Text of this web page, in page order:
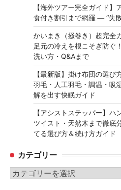
【海外ツアー完全ガイド
食付き割引まで網羅 ― “失
かいまき（掻巻き）超完全
足元の冷えを根こそぎ防ぐ
洗い方・Q&Aまで
【最新版】掛け布団の選び
羽毛・人工羽毛・調温・吸
解を出す快眠ガイド
【アシストステッパー】ハ
ツイスト・天然木まで徹底
てる選び方＆続け方ガイド
カテゴリー
カ